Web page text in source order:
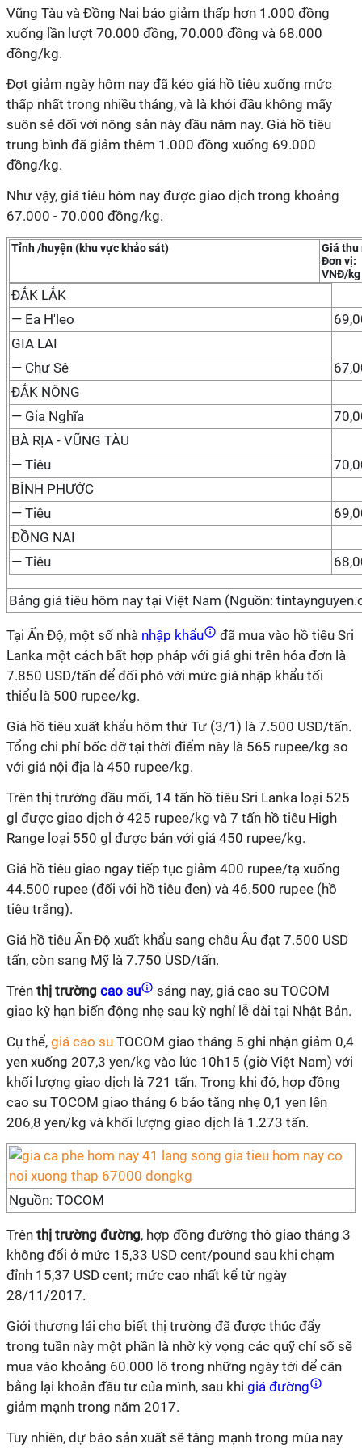
Vũng Tàu và Đồng Nai báo giảm thấp hơn 1.000 đồng
xuống lần lượt 70.000 đồng, 70.000 đồng và 68.000
đồng/kg.
Đợt giảm ngày hôm nay đã kéo giá hồ tiêu xuống mức
thấp nhất trong nhiều tháng, và là khỏi đầu không mấy
suôn sẻ đối với nông sản này đầu năm nay. Giá hồ tiêu
trung bình đã giảm thêm 1.000 đồng xuống 69.000
đồng/kg.
Như vậy, giá tiêu hôm nay được giao dịch trong khoảng
67.000 - 70.000 đồng/kg.
Tỉnh /huyện (khu vực khảo sát)
Giá thu
Đơn vị:
VNĐ/kg
ĐẮK LẮK
— Ea H'leo
GIA LAI
— Chư Sê
ĐẮK NÔNG
— Gia Nghĩa
BÀ RỊA - VŨNG TÀU
— Tiêu
BÌNH PHƯỚC
— Tiêu
ĐỒNG NAI
— Tiêu
Bảng giá tiêu hôm nay tại Việt Nam (Nguồn:
Tại Ấn Độ, một số nhà nhập khẩu
đã mua vào hồ tiêu Sri
Lanka một cách bất hợp pháp với giá ghi trên hóa đơn là
7.850 USD/tấn để đối phó với mức giá nhập khẩu tối
thiểu là 500 rupee/kg.
Giá hồ tiêu xuất khẩu hôm thứ Tư (3/1) là 7.500 USD/tấn.
Tổng chi phí bốc dỡ tại thời điểm này là 565 rupee/kg so
với giá nội địa là 450 rupee/kg.
Trên thị trường đầu mối, 14 tấn hồ tiêu Sri Lanka loại 525
gl được giao dịch ở 425 rupee/kg và 7 tấn hồ tiêu High
Range loại 550 gl được bán với giá 450 rupee/kg.
Giá hồ tiêu giao ngay tiếp tục giảm 400 rupee/tạ xuống
44.500 rupee (đối với hồ tiêu đen) và 46.500 rupee (hồ
tiêu trắng).
Giá hồ tiêu Ấn Độ xuất khẩu sang châu Âu đạt 7.500 USD
tấn, còn sang Mỹ là 7.750 USD/tấn.
Trên thị trường cao su
sáng nay, giá cao su TOCOM
giao kỳ hạn biến động nhẹ sau kỳ nghỉ lễ dài tại Nhật Bản.
Cụ thể, giá cao su TOCOM giao tháng 5 ghi nhận giảm 0,4
yen xuống 207,3 yen/kg vào lúc 10h15 (giờ Việt Nam) với
khối lượng giao dịch là 721 tấn. Trong khi đó, hợp đồng
cao su TOCOM giao tháng 6 báo tăng nhẹ 0,1 yen lên
206,8 yen/kg và khối lượng giao dịch là 1.273 tấn.
Nguồn: TOCOM
Trên thị trường đường, hợp đồng đường thô giao tháng 3
không đổi ở mức 15,33 USD cent/pound sau khi chạm
đỉnh 15,37 USD cent; mức cao nhất kể từ ngày
28/11/2017.
Giới thương lái cho biết thị trường đã được thúc đẩy
trong tuần này một phần là nhờ kỳ vọng các quỹ chỉ số sẽ
mua vào khoảng 60.000 lô trong những ngày tới để cân
bằng lại khoản đầu tư của mình, sau khi giá đường
giảm mạnh trong năm 2017.
Tuy nhiên, dự báo sản xuất sẽ tăng mạnh trong mùa nay